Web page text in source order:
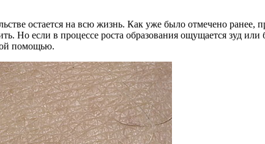
остается на всю жизнь. Как уже было отмечено
Но если в процессе роста образования ощущается зуд
помощью.